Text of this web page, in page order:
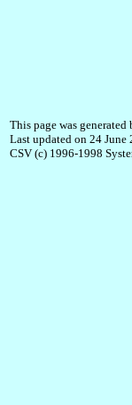
This page was
Last updated on 24
CSV (c) 1996-1998